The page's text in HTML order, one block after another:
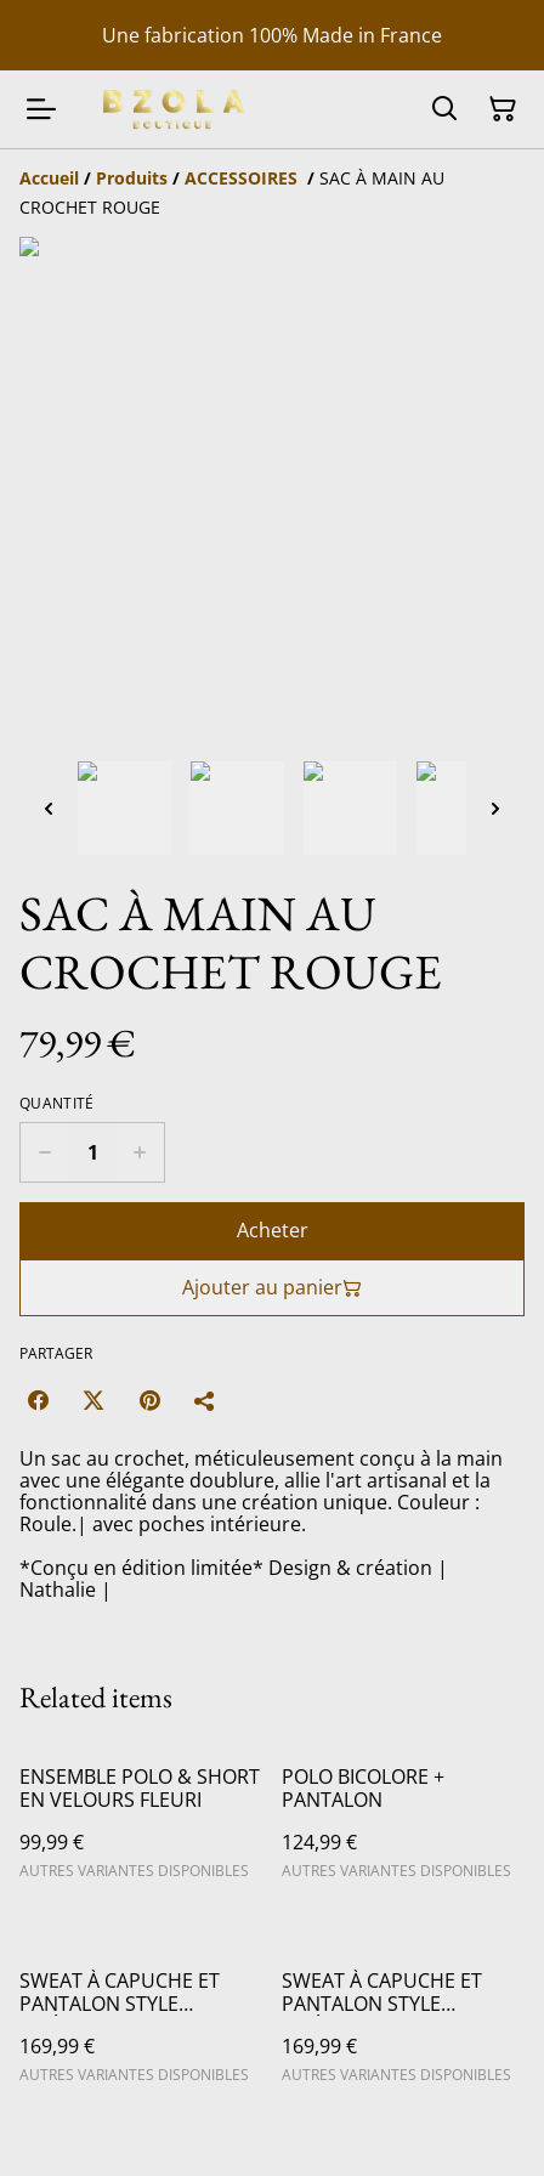
Une fabrication 100% Made in France
Accueil / Produits / ACCESSOIRES / SAC À MAIN AU
CROCHET ROUGE
SAC À MAIN AU
CROCHET ROUGE
79,99 €
QUANTITÉ
Acheter
Ajouter au panier
PARTAGER
Un sac au crochet, méticuleusement conçu à la main
avec une élégante doublure, allie l'art artisanal et la
fonctionnalité dans une création unique. Couleur :
Roule.| avec poches intérieure.
*Conçu en édition limitée* Design & création |
Nathalie |
Related items
ENSEMBLE POLO & SHORT
EN VELOURS FLEURI
99,99 €
AUTRES VARIANTES DISPONIBLES
POLO BICOLORE +
PANTALON
124,99 €
AUTRES VARIANTES DISPONIBLES
SWEAT À CAPUCHE ET
PANTALON STYLE
169,99 €
AUTRES VARIANTES DISPONIBLES
SWEAT À CAPUCHE ET
PANTALON STYLE
169,99 €
AUTRES VARIANTES DISPONIBLES